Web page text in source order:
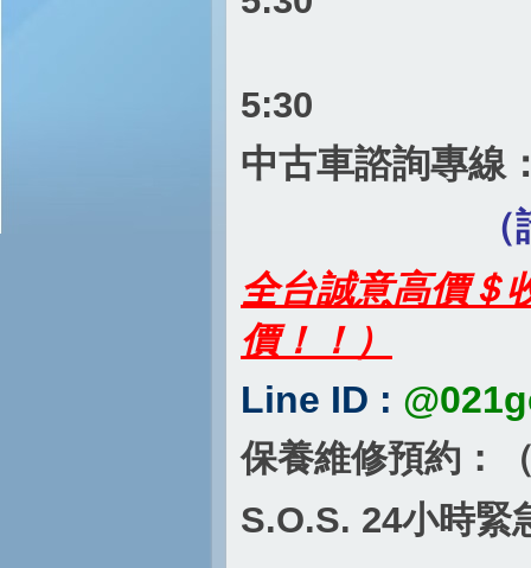
5:30
中古車諮詢專線
（請先電
全台誠意高價＄
價！！）
Line ID :
保養維修預約：
S.O.S. 24小時緊